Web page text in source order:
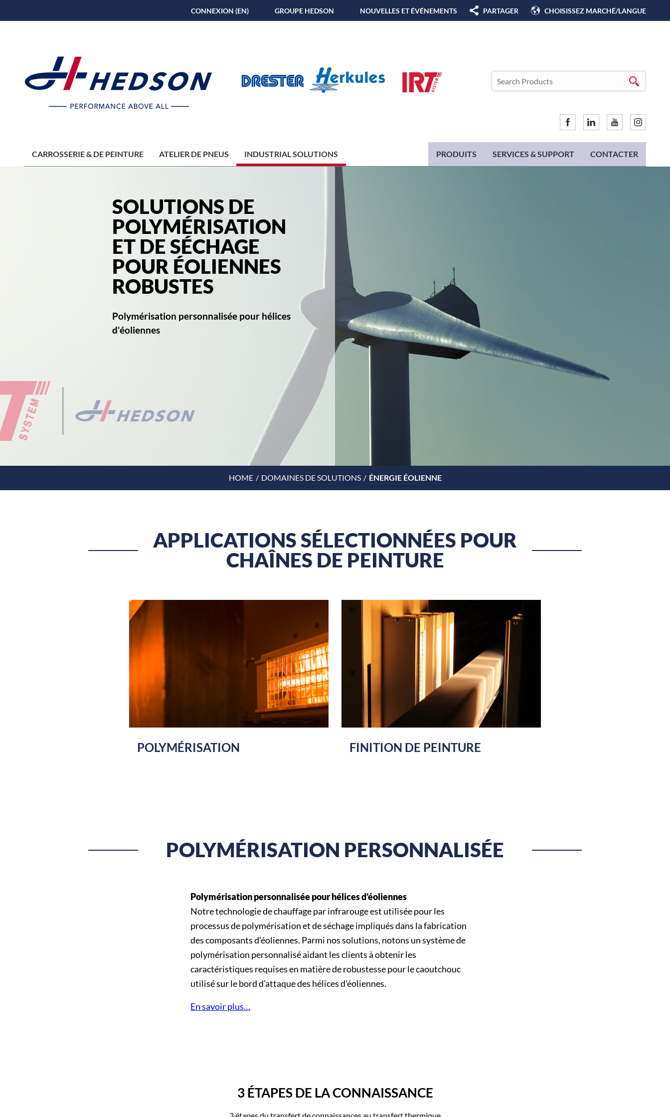
CONNEXION (EN) GROUPE HEDSON NOUVELLES ET ÉVÉNEMENTS PARTAGER CHOISISSEZ MARCHÉ/LANGUE
CARROSSERIE & DE PEINTURE ATELIER DE PNEUS INDUSTRIAL SOLUTIONS CONTACTER
SERVICES & SUPPORT
PRODUITS
SOLUTIONS DE
POLYMÉRISATION
ET DE SÉCHAGE
POUR ÉOLIENNES
ROBUSTES
Polymérisation personnalisée pour hélices
d'éoliennes
HOME DOMAINES DE SOLUTIONS ÉNERGIE ÉOLIENNE
APPLICATIONS SÉLECTIONNÉES POUR
CHAÎNES DE PEINTURE
POLYMÉRISATION FINITION DE PEINTURE
POLYMÉRISATION PERSONNALISÉE
Polymérisation personnalisée pour hélices d’éoliennes
Notre technologie de chauffage par infrarouge est utilisée pour les
processus de polymérisation et de séchage impliqués dans la fabrication
des composants d’éoliennes. Parmi nos solutions, notons un système de
polymérisation personnalisé aidant les clients à obtenir les
caractéristiques requises en matière de robustesse pour le caoutchouc
utilisé sur le bord d’attaque des hélices d’éoliennes.
En savoir plus…
3 ÉTAPES DE LA CONNAISSANCE